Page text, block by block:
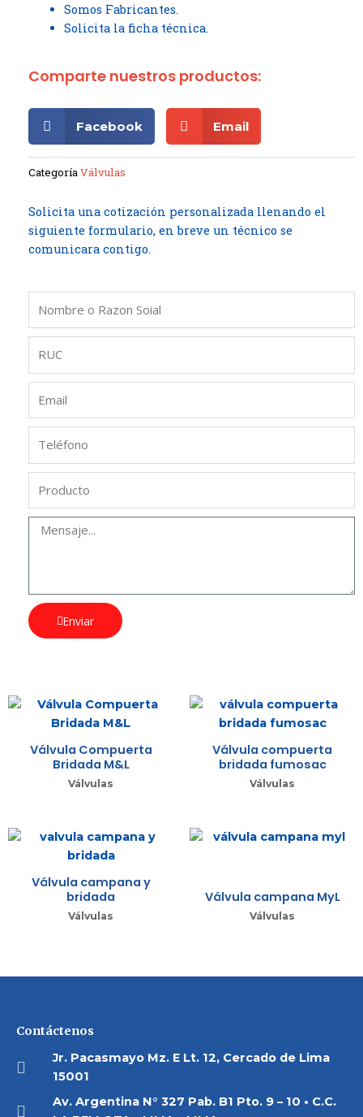
Somos Fabricantes.
Solicita la ficha técnica.
Comparte nuestros productos:
Facebook Email
CategoríaVálvulas
Solicita una cotización personalizada llenando el
siguiente formulario, en breve un técnico se
comunicara contigo.
Enviar
Válvula Compuerta
Bridada M&L
Válvulas
Válvula compuerta
bridada fumosac
Válvulas
Válvula campana y
bridada
Válvulas
Válvula campana MyL
Válvulas
Contáctenos
Jr. Pacasmayo Mz. E Lt. 12, Cercado de Lima
15001
Av. Argentina N° 327 Pab. B1 Pto. 9 – 10 • C.C.